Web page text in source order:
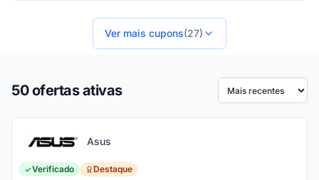
Ver mais cupons(27)
50 ofertas ativas Ordenar por
Asus
Verificado Destaque